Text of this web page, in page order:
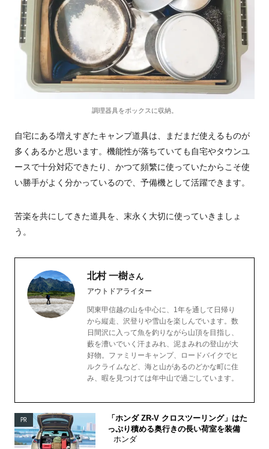
調理器具をボックスに収納。
自宅にある増えすぎたキャンプ道具は、まだまだ使えるものが
多くあるかと思います。機能性が落ちていても自宅やタウンユ
ースで十分対応できたり、かつて頻繁に使っていたからこそ使
い勝手がよく分かっているので、予備機として活躍できます。
苦楽を共にしてきた道具を、末永く大切に使っていきましょ
う。
北村 一樹さん
アウトドアライター
関東甲信越の山を中心に、1年を通して日帰り
から縦走、沢登りや雪山を楽しんでいます。数
日間沢に入って魚を釣りながら山頂を目指し、
藪を漕いでいく汗まみれ、泥まみれの登山が大
好物。ファミリーキャンプ、ロードバイクでヒ
ルクライムなど、海と山があるのどかな町に住
み、暇を見つけては年中山で過ごしています。
PR
「ホンダ ZR-V クロスツーリング」はた
っぷり積める奥行きの長い荷室を装備
ホンダ